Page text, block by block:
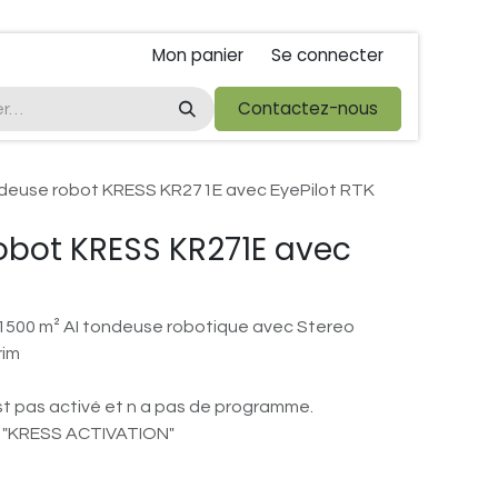
Mon panier Se connecter
foire de libramont Droit de rétractations
Contactez-nous
robot KRESS KR271E avec EyePilot RTK
KRESS KR271E avec
m² AI tondeuse robotique avec Stereo
pas activé et n a pas de programme.
ACTIVATION"